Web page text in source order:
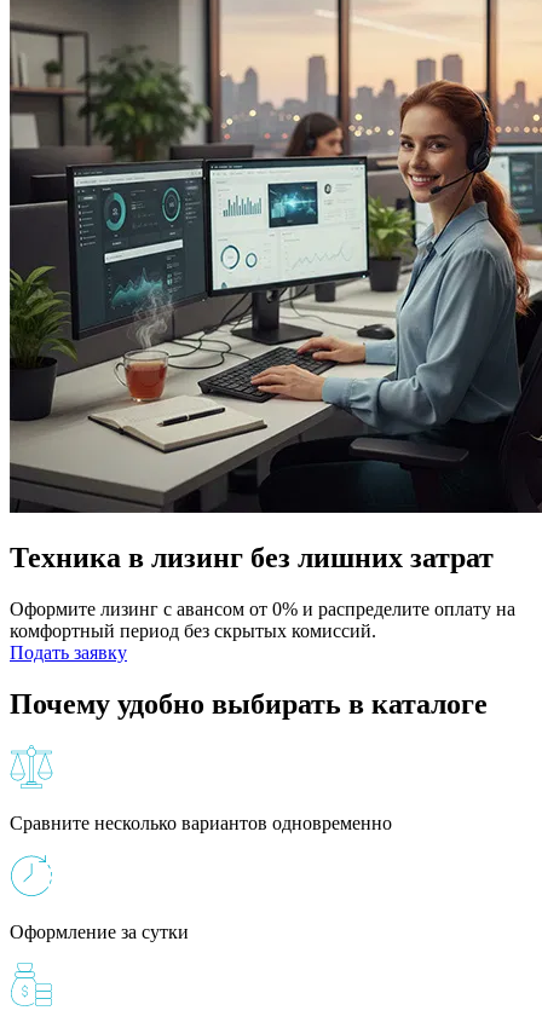
Техника в лизинг без лишних затрат
Оформите лизинг с авансом от 0% и распределите оплату на
комфортный период без скрытых комиссий.
Подать заявку
Почему удобно выбирать в каталоге
Сравните несколько вариантов одновременно
Оформление за сутки